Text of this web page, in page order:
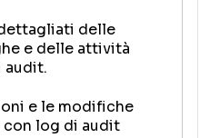
delle
e delle attività
audit.
e le modifiche
con log di audit